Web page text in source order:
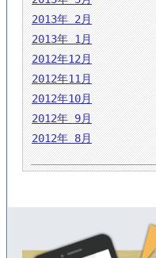
2013年 2月
2013年 1月
2012年12月
2012年11月
2012年10月
2012年 9月
2012年 8月